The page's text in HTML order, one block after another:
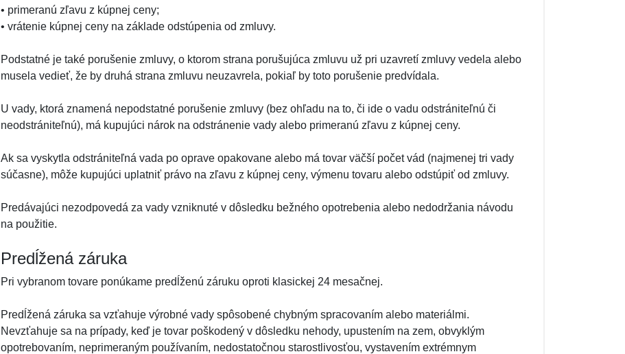
• primeranú zľavu z kúpnej ceny;
• vrátenie kúpnej ceny na základe odstúpenia od zmluvy.
Podstatné je také porušenie zmluvy, o ktorom strana porušujúca zmluvu už pri uzavretí zmluvy vedela alebo
musela vedieť, že by druhá strana zmluvu neuzavrela, pokiaľ by toto porušenie predvídala.
U vady, ktorá znamená nepodstatné porušenie zmluvy (bez ohľadu na to, či ide o vadu odstrániteľnú či
neodstrániteľnú), má kupujúci nárok na odstránenie vady alebo primeranú zľavu z kúpnej ceny.
Ak sa vyskytla odstrániteľná vada po oprave opakovane alebo má tovar väčší počet vád (najmenej tri vady
súčasne), môže kupujúci uplatniť právo na zľavu z kúpnej ceny, výmenu tovaru alebo odstúpiť od zmluvy.
Predávajúci nezodpovedá za vady vzniknuté v dôsledku bežného opotrebenia alebo nedodržania návodu
na použitie.
Predĺžená záruka
Pri vybranom tovare ponúkame predĺženú záruku oproti klasickej 24 mesačnej.
Predĺžená záruka sa vzťahuje výrobné vady spôsobené chybným spracovaním alebo materiálmi.
Nevzťahuje sa na prípady, keď je tovar poškodený v dôsledku nehody, upustením na zem, obvyklým
opotrebovaním, neprimeraným používaním, nedostatočnou starostlivosťou, vystavením extrémnym